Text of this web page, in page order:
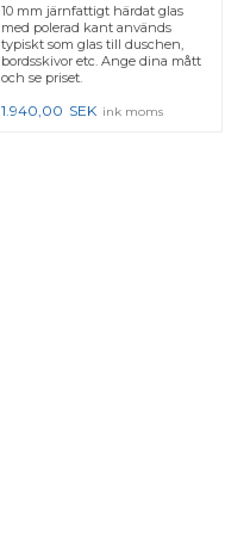
10 mm järnfattigt härdat glas
med polerad kant används
typiskt som glas till duschen,
bordsskivor etc. Ange dina mått
och se priset.
1.940,00 SEK ink moms